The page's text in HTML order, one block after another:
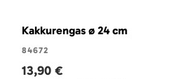
Kakkurengas ø 24 cm
84672
13,90 €